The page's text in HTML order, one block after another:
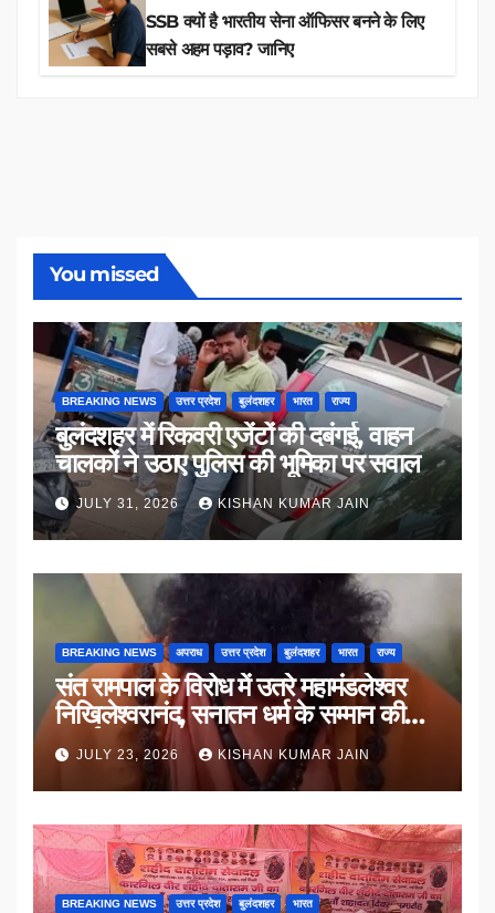
SSB क्यों है भारतीय सेना ऑफिसर बनने के लिए
सबसे अहम पड़ाव? जानिए
You missed
BREAKING NEWS उत्तर प्रदेश बुलंदशहर भारत राज्य
बुलंदशहर में रिकवरी एजेंटों की दबंगई, वाहन
चालकों ने उठाए पुलिस की भूमिका पर सवाल
JULY 31, 2026 KISHAN KUMAR JAIN
BREAKING NEWS अपराध उत्तर प्रदेश बुलंदशहर भारत राज्य
संत रामपाल के विरोध में उतरे महामंडलेश्वर
निखिलेश्वरानंद, सनातन धर्म के सम्मान की
उठाई मांग
JULY 23, 2026 KISHAN KUMAR JAIN
BREAKING NEWS उत्तर प्रदेश बुलंदशहर भारत